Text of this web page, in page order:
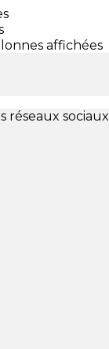
affichées
réseaux sociaux